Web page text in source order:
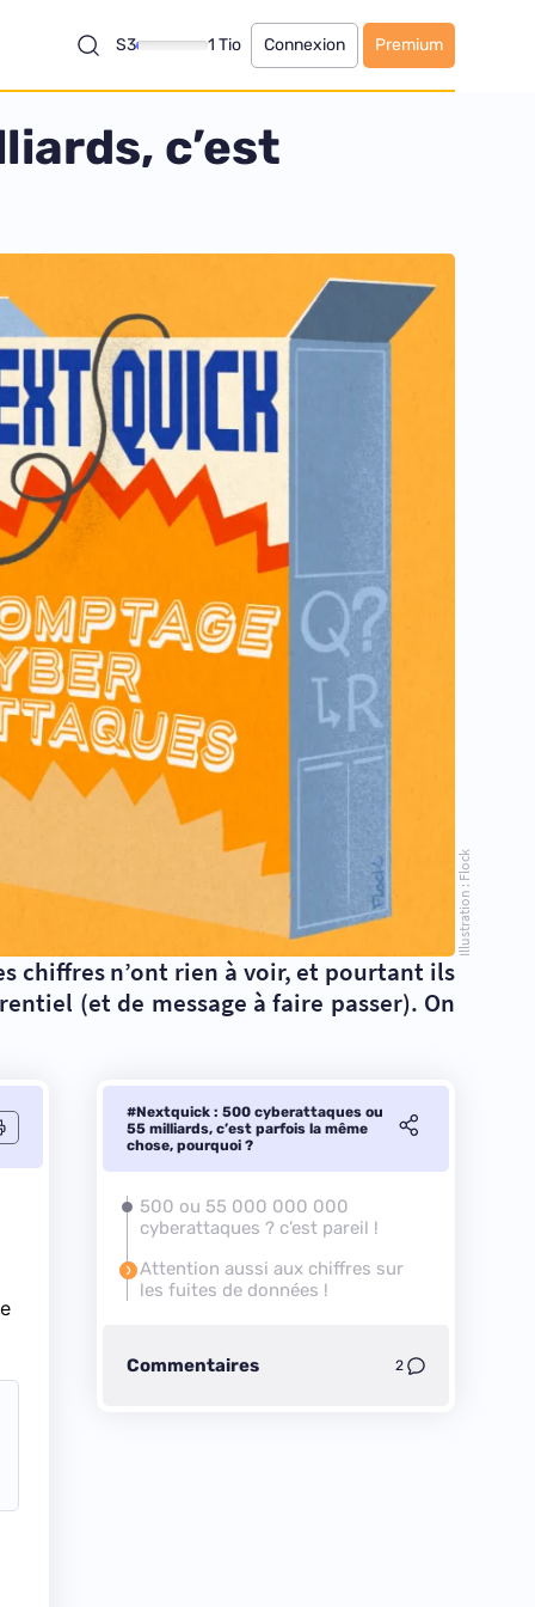
S3 1 Tio Connexion Premium
c’est
Illustration : Flock
chiffres n’ont rien à voir, et pourtant ils
(et de message à faire passer). On
#Nextquick : 500 cyberattaques ou
55 milliards, c’est parfois la même
chose, pourquoi ?
500 ou 55 000 000 000
cyberattaques ? c’est pareil !
Attention aussi aux chiffres sur
les fuites de données !
Commentaires 2